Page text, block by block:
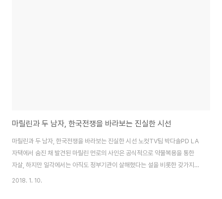
마릴린과 두 남자, 한국전쟁을 바라보는 진실한 시선
마릴린과 두 남자, 한국전쟁을 바라보는 진실한 시선 노컷TV팀 박다솔PD LA
자택에서 숨진 채 발견된 마릴린 먼로의 사인은 공식적으로 약물복용을 통한
자살, 하지만 일각에서는 아직도 정부기관이 살해했다는 설을 비롯한 갖가지
음모론이 끊이지 않고 있다. 지난 2012년 12월에 세상에 보도된 '먼로 파일'은
2018. 1. 10.